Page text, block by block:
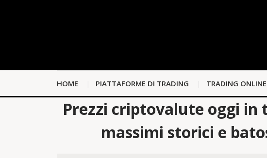
HOME PIATTAFORME DI TRADING TRADING ONLINE
Prezzi criptovalute oggi in
massimi storici e